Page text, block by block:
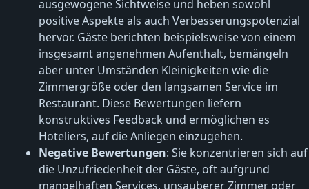
ausgewogene Sichtweise und heben sowohl
positive Aspekte als auch Verbesserungspotenzial
hervor. Gäste berichten beispielsweise von einem
insgesamt angenehmen Aufenthalt, bemängeln
aber unter Umständen Kleinigkeiten wie die
Zimmergröße oder den langsamen Service im
Restaurant. Diese Bewertungen liefern
konstruktives Feedback und ermöglichen es
Hoteliers, auf die Anliegen einzugehen.
Negative Bewertungen: Sie konzentrieren sich auf
die Unzufriedenheit der Gäste, oft aufgrund
mangelhaften Services, unsauberer Zimmer oder